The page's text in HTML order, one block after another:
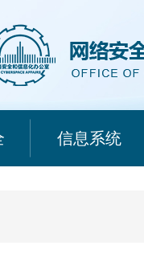
信息系统